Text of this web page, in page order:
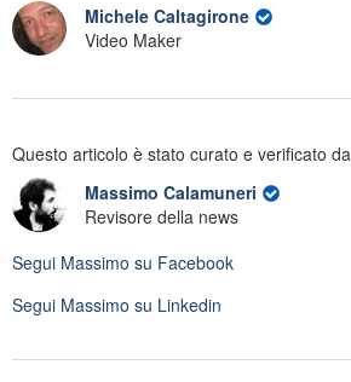
Michele Caltagirone
Video Maker
Questo articolo è stato curato e verificato da
Massimo Calamuneri
Revisore della news
Segui Massimo su Facebook
Segui Massimo su Linkedin